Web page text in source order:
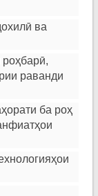
ва
раванди
ба роҳ